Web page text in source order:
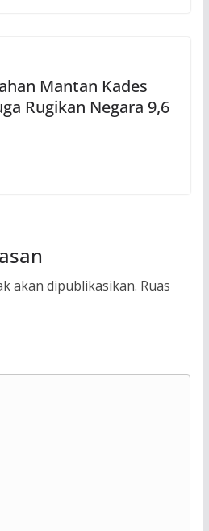
Mantan Kades
Rugikan Negara 9,6
akan dipublikasikan. Ruas